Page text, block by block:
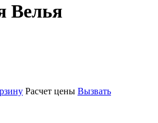
Велья
Расчет цены Вызвать